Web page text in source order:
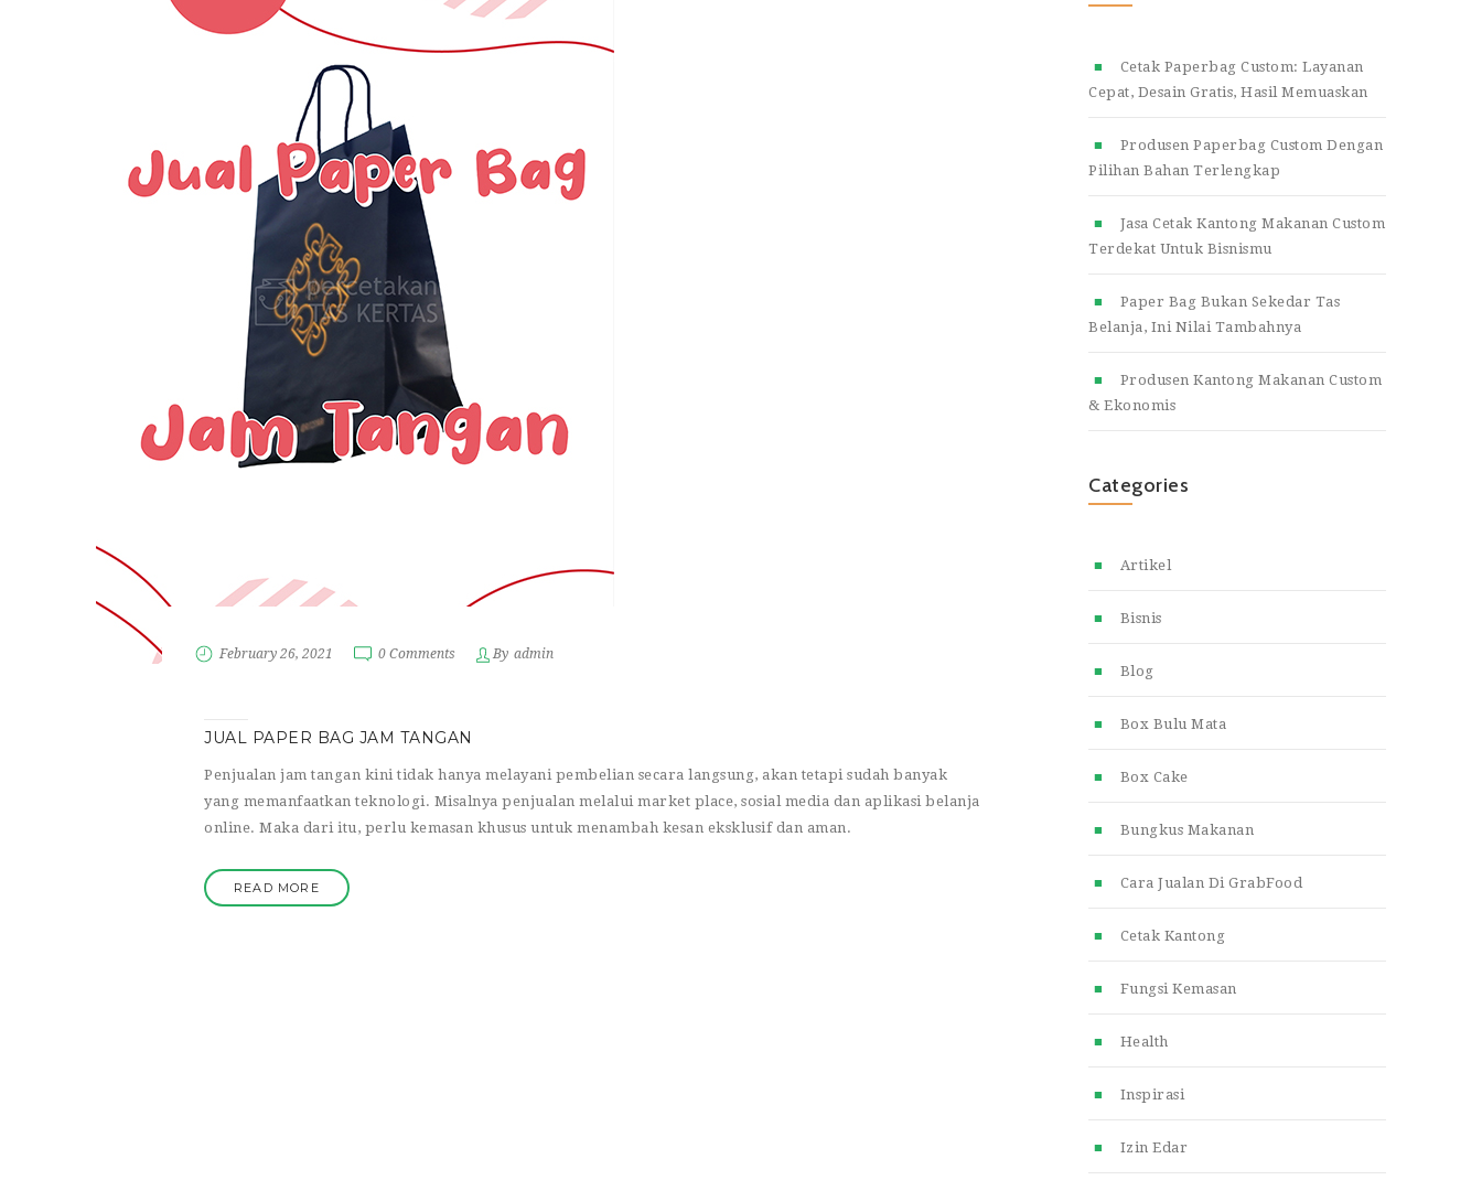
February 26, 2021 0 Comments By admin
JUAL PAPER BAG JAM TANGAN
Penjualan jam tangan kini tidak hanya melayani pembelian secara langsung, akan tetapi sudah banyak
yang memanfaatkan teknologi. Misalnya penjualan melalui market place, sosial media dan aplikasi belanja
online. Maka dari itu, perlu kemasan khusus untuk menambah kesan eksklusif dan aman.
READ MORE
Cetak Paperbag Custom: Layanan
Cepat, Desain Gratis, Hasil Memuaskan
Produsen Paperbag Custom Dengan
Pilihan Bahan Terlengkap
Jasa Cetak Kantong Makanan Custom
Terdekat Untuk Bisnismu
Paper Bag Bukan Sekedar Tas
Belanja, Ini Nilai Tambahnya
Produsen Kantong Makanan Custom
& Ekonomis
Categories
Artikel
Bisnis
Blog
Box Bulu Mata
Box Cake
Bungkus Makanan
Cara Jualan Di GrabFood
Cetak Kantong
Fungsi Kemasan
Health
Inspirasi
Izin Edar